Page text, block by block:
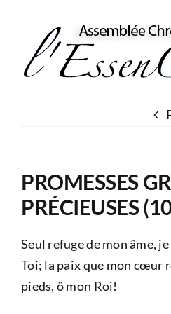
content
PROMESSES
PRÉCIEUSES
Seul refuge de mon âme,
Toi; la paix que mon cœur
pieds, ô mon Roi!